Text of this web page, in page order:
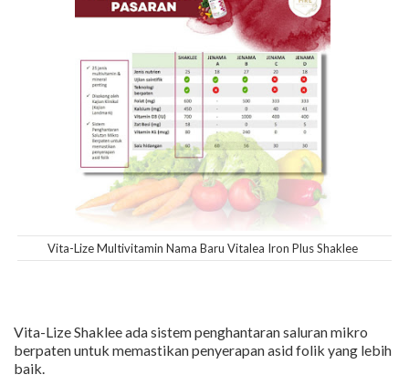
Vita-Lize Multivitamin Nama Baru Vitalea Iron Plus Shaklee
Vita-Lize Shaklee ada sistem penghantaran saluran mikro
berpaten untuk memastikan penyerapan asid folik yang lebih
baik.